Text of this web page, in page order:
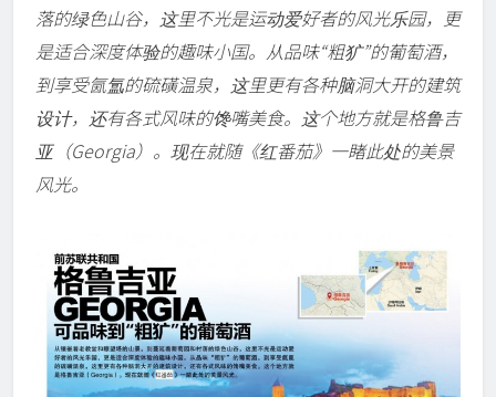
落的绿色山谷，这里不光是运动爱好者的风光乐园，更
是适合深度体验的趣味小国。从品味“粗犷”的葡萄酒，
到享受氤氲的硫磺温泉，这里更有各种脑洞大开的建筑
设计，还有各式风味的馋嘴美食。这个地方就是格鲁吉
亚（Georgia）。现在就随《红番茄》一睹此处的美景
风光。